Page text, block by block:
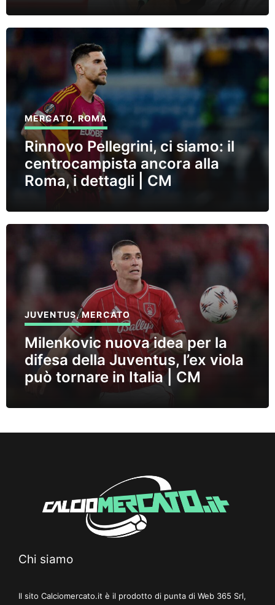
MERCATO,ROMA
Rinnovo Pellegrini, ci siamo: il
centrocampista ancora alla
Roma, i dettagli | CM
JUVENTUS,MERCATO
Milenkovic nuova idea per la
difesa della Juventus, l’ex viola
può tornare in Italia | CM
Chi siamo
Il sito Calciomercato.it è il prodotto di punta di Web 365 Srl,